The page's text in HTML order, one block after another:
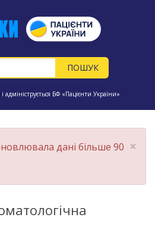
адмініструється БФ «Пацієнти України»
×
дані більше 90